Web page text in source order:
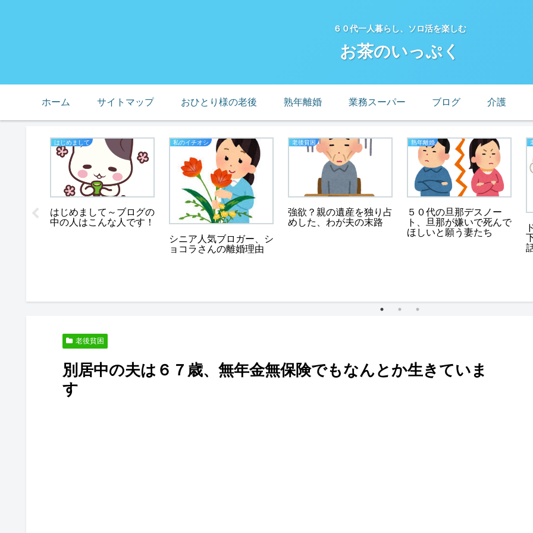
６０代一人暮らし、ソロ活を楽しむ
お茶のいっぷく
ホーム サイトマップ おひとり様の老後 熟年離婚 業務スーパー ブログ 介護
はじめまして
はじめまして～ブログの
中の人はこんな人です！
私のイチオシ
シニア人気ブロガー、シ
ョコラさんの離婚理由
老後貧困
強欲？親の遺産を独り占
めした、わが夫の末路
熟年離婚
５０代の旦那デスノー
ト、旦那が嫌いで死んで
ほしいと願う妻たち
老後貧困
別居中の夫は６７歳、無年金無保険でもなんとか生きていま
す